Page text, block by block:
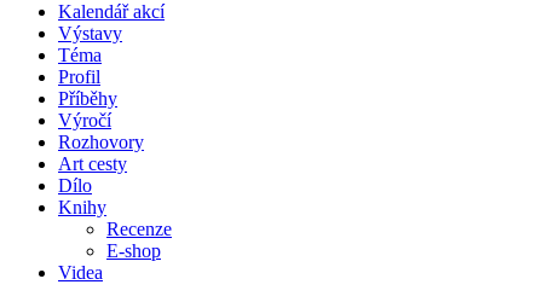
Kalendář akcí
Výstavy
Téma
Profil
Příběhy
Výročí
Rozhovory
Art cesty
Dílo
Knihy
Recenze
E-shop
Videa